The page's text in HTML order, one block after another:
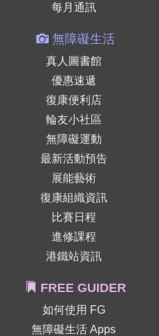
每月通訊
無障礙生活
真人圖書館
優惠速遞
復康便利店
輪友小社區
無障礙運動
最新活動預告
展能藝術
復康組織資訊
比賽日程
進修課程
港鐵站資訊
FREE GUIDER
如何使用 FG
無障礙生活 Apps